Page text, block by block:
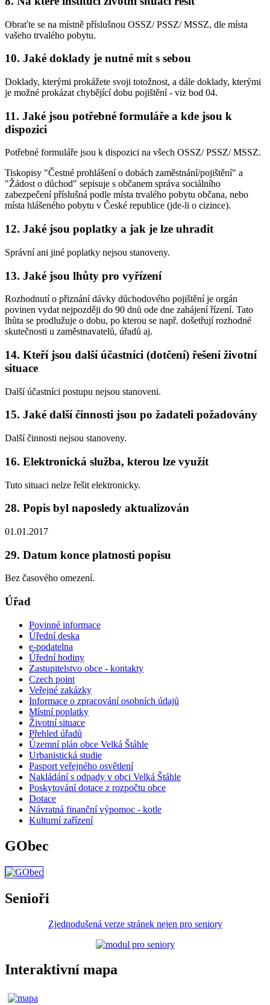
Obraťte se na místně příslušnou OSSZ/ PSSZ/ MSSZ, dle místa
vašeho trvalého pobytu.
10. Jaké doklady je nutné mít s sebou
Doklady, kterými prokážete svoji totožnost, a dále doklady, kterými
je možné prokázat chybějící dobu pojištění - viz bod 04.
11. Jaké jsou potřebné formuláře a kde jsou k
dispozici
Potřebné formuláře jsou k dispozici na všech OSSZ/ PSSZ/ MSSZ.
Tiskopisy "Čestné prohlášení o dobách zaměstnání/pojištění" a
"Žádost o důchod" sepisuje s občanem správa sociálního
zabezpečení příslušná podle místa trvalého pobytu občana, nebo
místa hlášeného pobytu v České republice (jde-li o cizince).
12. Jaké jsou poplatky a jak je lze uhradit
Správní ani jiné poplatky nejsou stanoveny.
13. Jaké jsou lhůty pro vyřízení
Rozhodnutí o přiznání dávky důchodového pojištění je orgán
povinen vydat nejpozději do 90 dnů ode dne zahájení řízení. Tato
lhůta se prodlužuje o dobu, po kterou se např. došetřují rozhodné
skutečnosti u zaměstnavatelů, úřadů aj.
14. Kteří jsou další účastníci (dotčení) řešení životní
situace
Další účastníci postupu nejsou stanoveni.
15. Jaké další činnosti jsou po žadateli požadovány
Další činnosti nejsou stanoveny.
16. Elektronická služba, kterou lze využít
Tuto situaci nelze řešit elektronicky.
28. Popis byl naposledy aktualizován
01.01.2017
29. Datum konce platnosti popisu
Bez časového omezení.
Úřad
Povinné informace
Úřední deska
e-podatelna
Úřední hodiny
Zastupitelstvo obce - kontakty
Czech point
Veřejné zakázky
Informace o zpracování osobních údajů
Místní poplatky
Životní situace
Přehled úřadů
Územní plán obce Velká Štáhle
Urbanistická studie
Pasport veřejného osvětlení
Nakládání s odpady v obci Velká Štáhle
Poskytování dotace z rozpočtu obce
Dotace
Návratná finanční výpomoc - kotle
Kulturní zařízení
GObec
Senioři
Zjednodušená verze stránek nejen pro seniory
Interaktivní mapa